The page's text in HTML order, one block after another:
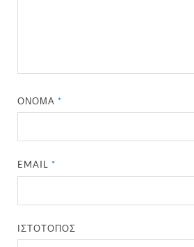
ΌΝΟΜΑ*
EMAIL*
ΙΣΤΌΤΟΠΟΣ